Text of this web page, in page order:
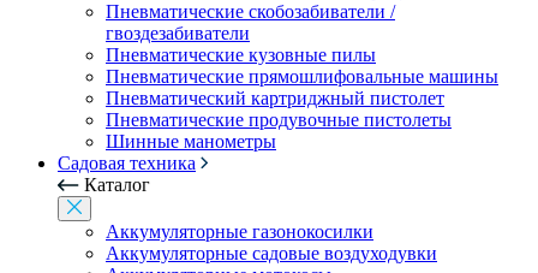
Пневматические скобозабиватели /
гвоздезабиватели
Пневматические кузовные пилы
Пневматические прямошлифовальные машины
Пневматический картриджный пистолет
Пневматические продувочные пистолеты
Шинные манометры
Садовая техника
Каталог
Аккумуляторные газонокосилки
Аккумуляторные садовые воздуходувки